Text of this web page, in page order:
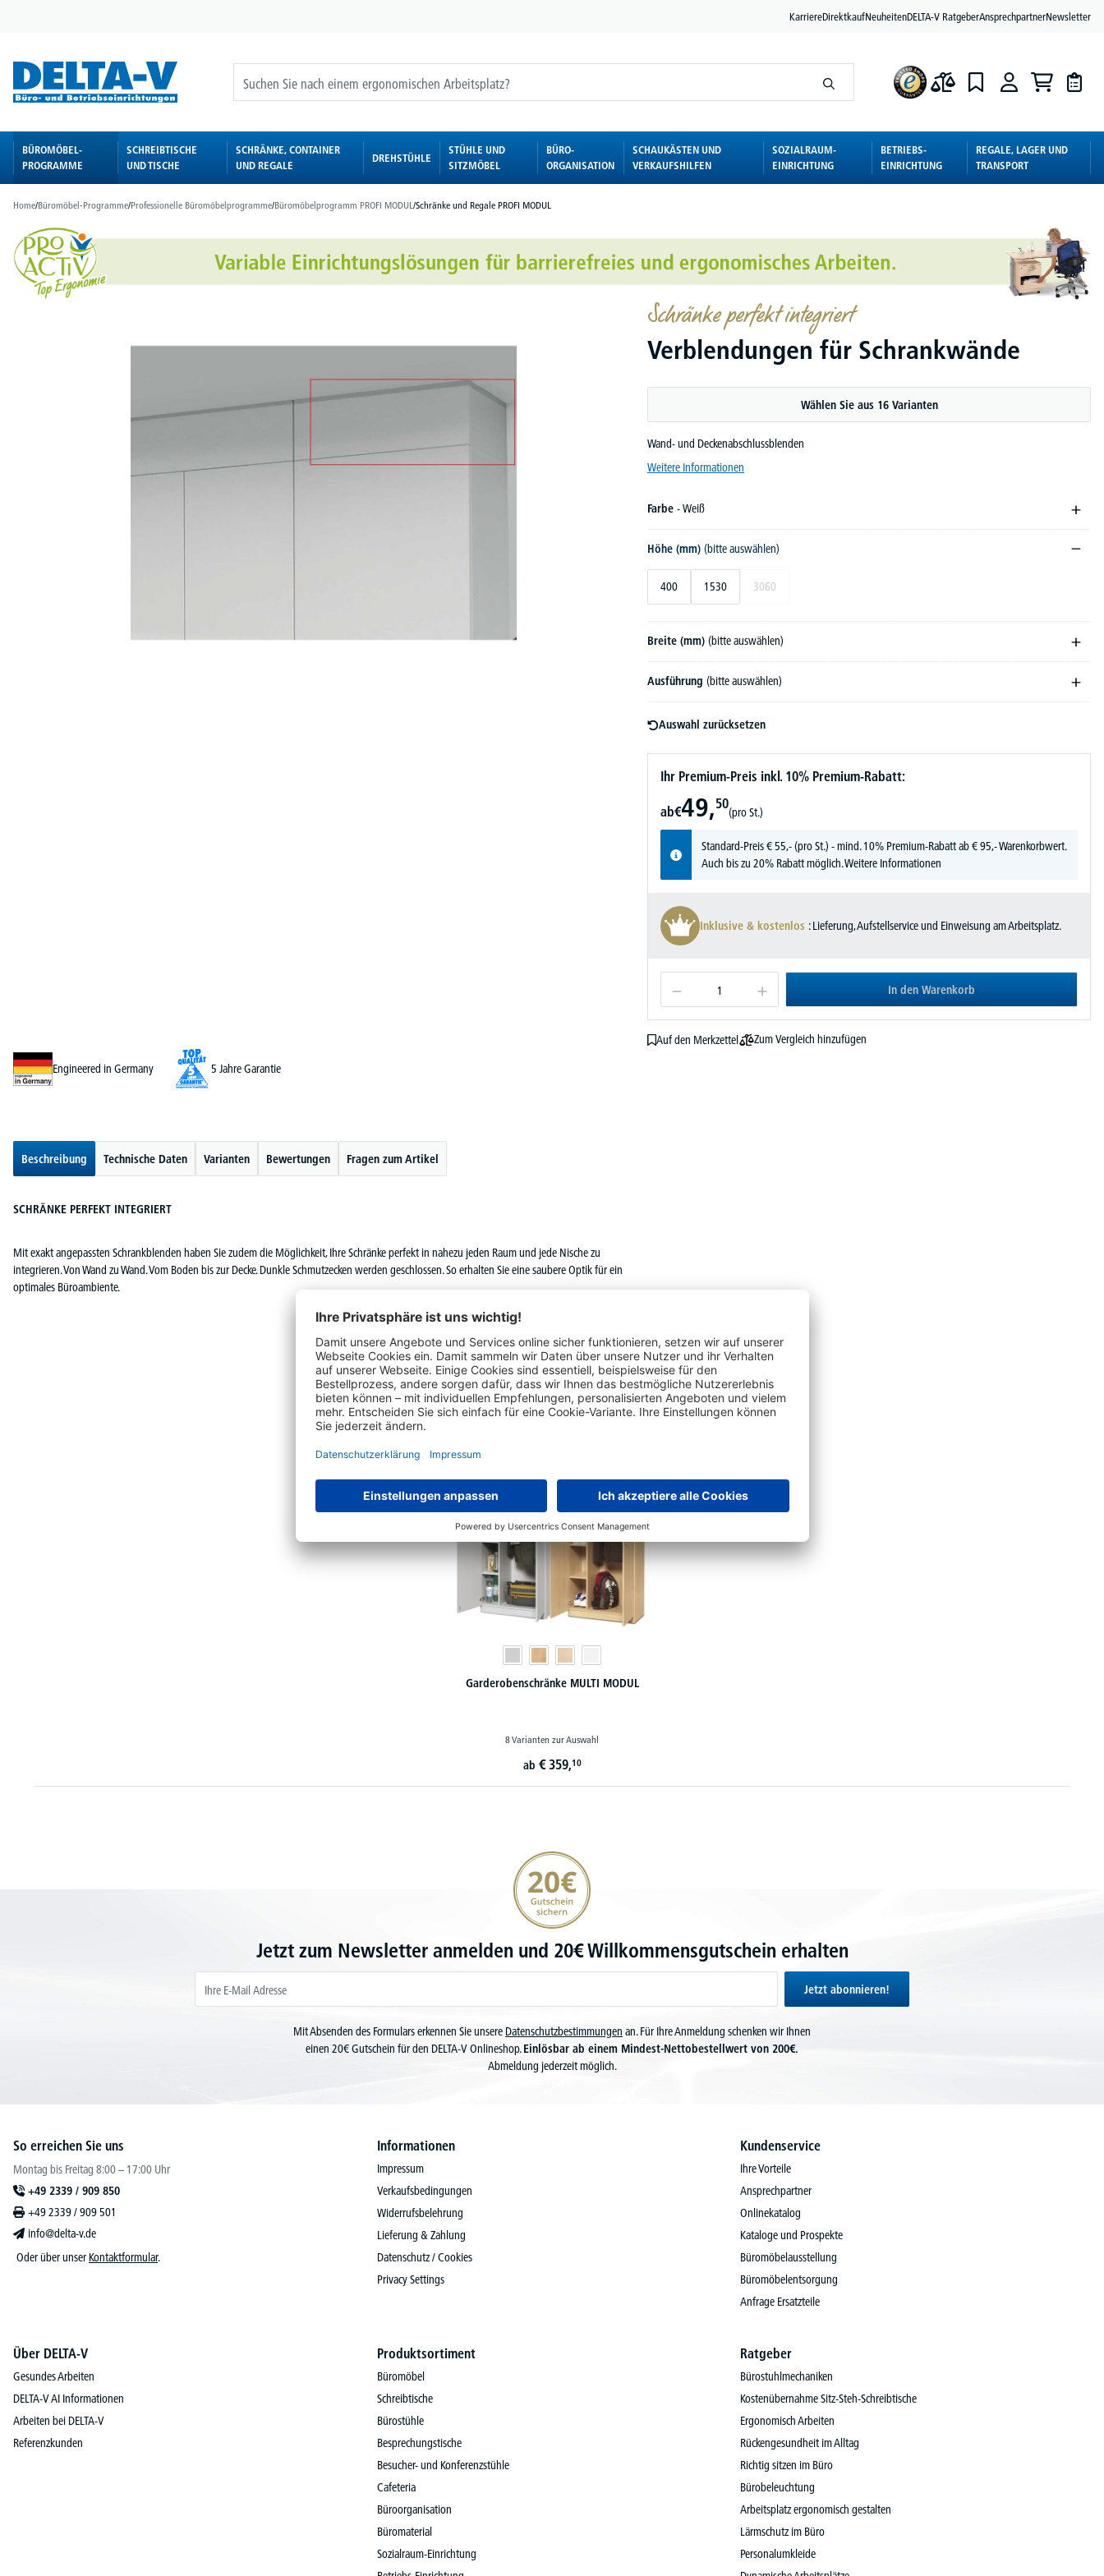
KarriereDirektkaufNeuheitenDELTA-V RatgeberAnsprechpartnerNewsletter
BÜROMÖBEL-
PROGRAMME
SCHREIBTISCHE
UND TISCHE
SCHRÄNKE, CONTAINER
UND REGALE
DREHSTÜHLE
STÜHLE UND
SITZMÖBEL
BÜRO-
ORGANISATION
SCHAUKÄSTEN UND
VERKAUFSHILFEN
SOZIALRAUM-
EINRICHTUNG
BETRIEBS-
EINRICHTUNG
REGALE, LAGER UND
TRANSPORT
Home/Büromöbel-Programme/Professionelle Büromöbelprogramme/Büromöbelprogramm PROFI MODUL/Schränke und Regale PROFI MODUL
Schränke perfekt integriert
Verblendungen für Schrankwände
Wählen Sie aus 16 Varianten
Wand- und Deckenabschlussblenden
Weitere Informationen
Farbe - Weiß
Höhe (mm) (bitte auswählen)
400 1530 3060
Breite (mm) (bitte auswählen)
Ausführung (bitte auswählen)
Auswahl zurücksetzen
Ihr Premium-Preis inkl. 10% Premium-Rabatt:
ab€49,50
(pro St.)
Standard-Preis€ 55,-(pro St.) - mind. 10% Premium-Rabatt ab € 95,- Warenkorbwert.
Auch bis zu 20% Rabatt möglich.Weitere Informationen
Inklusive & kostenlos : Lieferung, Aufstellservice und Einweisung am Arbeitsplatz.
In den Warenkorb
Auf den Merkzettel
Zum Vergleich hinzufügen
Engineered in Germany
5 Jahre Garantie
Beschreibung Technische Daten Varianten Bewertungen Fragen zum Artikel
SCHRÄNKE PERFEKT INTEGRIERT
Mit exakt angepassten Schrankblenden haben Sie zudem die Möglichkeit, Ihre Schränke perfekt in nahezu jeden Raum und jede Nische zu
integrieren. Von Wand zu Wand. Vom Boden bis zur Decke. Dunkle Schmutzecken werden geschlossen. So erhalten Sie eine saubere Optik für ein
optimales Büroambiente.
Das hat auch andere Kunden interessiert
Mobile Hochcontainer zur Bewirtung, Kühlschrank Caddys
12 Varianten zur Auswahl
ab € 2.199,-
20€ Gutschein sichern
Jetzt zum Newsletter anmelden und 20€ Willkommensgutschein erhalten
Jetzt abonnieren!
Mit Absenden des Formulars erkennen Sie unsere Datenschutzbestimmungen an. Für Ihre Anmeldung schenken wir Ihnen
einen 20€ Gutschein für den DELTA-V Onlineshop.Einlösbar ab einem Mindest-Nettobestellwert von 200€.
Abmeldung jederzeit möglich.
So erreichen Sie uns
Montag bis Freitag 8:00 – 17:00 Uhr
+49 2339 / 909 850
+49 2339 / 909 501
info@delta-v.de
Oder über unser Kontaktformular.
Informationen
Impressum
Verkaufsbedingungen
Widerrufsbelehrung
Lieferung & Zahlung
Datenschutz / Cookies
Privacy Settings
Kundenservice
Ihre Vorteile
Ansprechpartner
Onlinekatalog
Kataloge und Prospekte
Büromöbelausstellung
Büromöbelentsorgung
Anfrage Ersatzteile
Über DELTA-V
Gesundes Arbeiten
DELTA-V AI Informationen
Arbeiten bei DELTA-V
Referenzkunden
Produktsortiment
Büromöbel
Schreibtische
Bürostühle
Besprechungstische
Besucher- und Konferenzstühle
Cafeteria
Büroorganisation
Büromaterial
Sozialraum-Einrichtung
Ratgeber
Bürostuhlmechaniken
Kostenübernahme Sitz-Steh-Schreibtische
Ergonomisch Arbeiten
Rückengesundheit im Alltag
Richtig sitzen im Büro
Bürobeleuchtung
Arbeitsplatz ergonomisch gestalten
Lärmschutz im Büro
Personalumkleide